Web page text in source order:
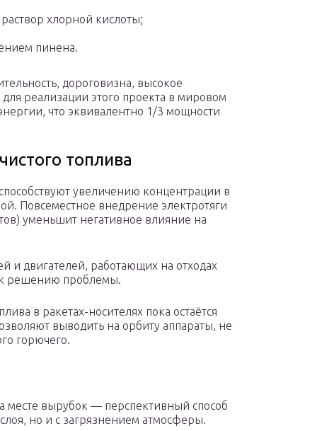
хлорной кислоты;
пинена.
дороговизна, высокое
реализации этого проекта в мировом
что эквивалентно 1/3 мощности
топлива
увеличению концентрации в
Повсеместное внедрение электротяги
уменьшит негативное влияние на
и двигателей, работающих на отходах
решению проблемы.
в ракетах-носителях пока остаётся
выводить на орбиту аппараты, не
горючего.
месте вырубок — перспективный способ
но и с загрязнением атмосферы.